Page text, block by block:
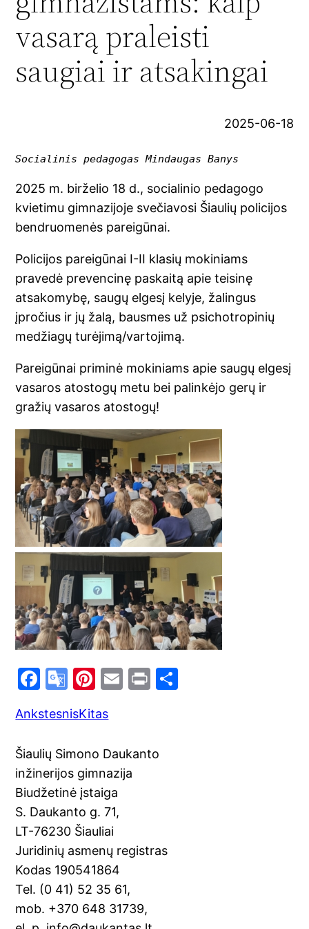
vasarą praleisti
saugiai ir atsakingai
2025-06-18
Socialinis pedagogas Mindaugas Banys
2025 m. birželio 18 d., socialinio pedagogo
kvietimu gimnazijoje svečiavosi Šiaulių policijos
bendruomenės pareigūnai.
Policijos pareigūnai I-II klasių mokiniams
pravedė prevencinę paskaitą apie teisinę
atsakomybę, saugų elgesį kelyje, žalingus
įpročius ir jų žalą, bausmes už psichotropinių
medžiagų turėjimą/vartojimą.
Pareigūnai priminė mokiniams apie saugų elgesį
vasaros atostogų metu bei palinkėjo gerų ir
gražių vasaros atostogų!
F
c
e
b
o
o
k
G
o
gl
e
Tr
a
n
sl
at
e
Pi
er
e
st
E
l
Pr
AnkstesnisKitas
Šiaulių Simono Daukanto
inžinerijos gimnazija
Biudžetinė įstaiga
S. Daukanto g. 71,
LT-76230 Šiauliai
Juridinių asmenų registras
Kodas 190541864
Tel. (0 41) 52 35 61,
mob. +370 648 31739,